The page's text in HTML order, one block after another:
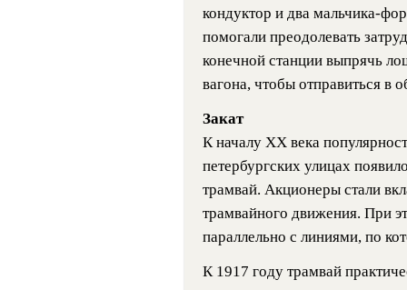
кондуктор и два мальчика-
помогали преодолевать
конечной станции выпрячь
вагона, чтобы отправиться в
Закат
К началу XX века
петербургских улицах
трамвай. Акционеры стали
трамвайного движения. При
параллельно с линиями, по
К 1917 году трамвай